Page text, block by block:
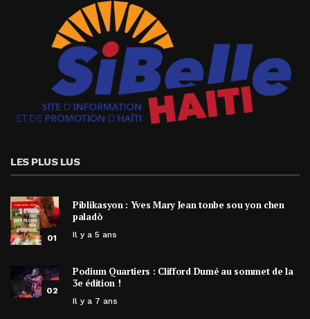
LES PLUS LUS
01
Piblikasyon : Yves Mary Jean tonbe sou yon chen
paladò
Il y a 5 ans
02
Podium Quartiers : Clifford Dumé au sommet de la
3e édition !
Il y a 7 ans